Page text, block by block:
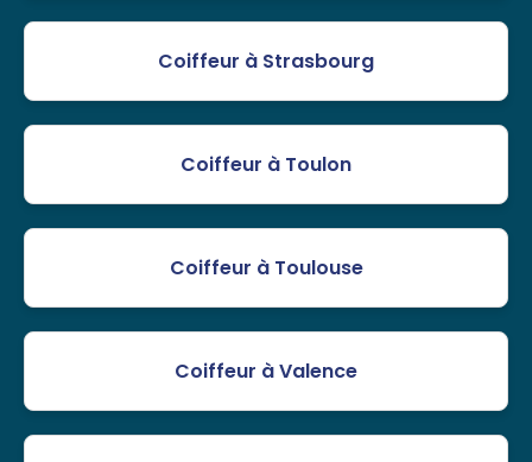
Coiffeur à Strasbourg
Coiffeur à Toulon
Coiffeur à Toulouse
Coiffeur à Valence